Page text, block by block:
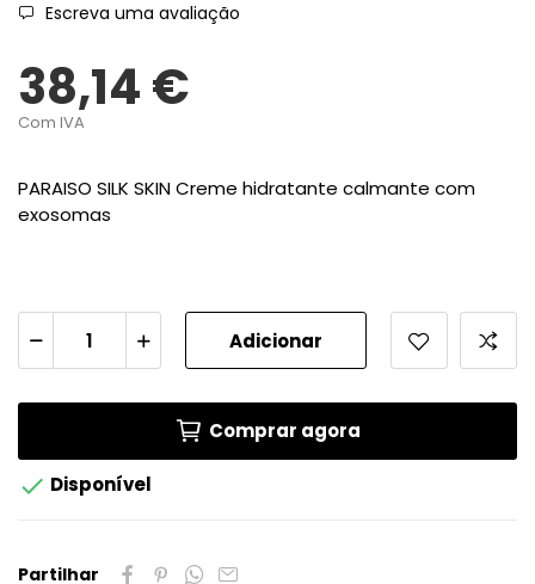
Escreva uma avaliação
38,14 €
Com IVA
PARAISO SILK SKIN Creme hidratante calmante com
exosomas
Adicionar
Comprar agora
 Disponível
Partilhar